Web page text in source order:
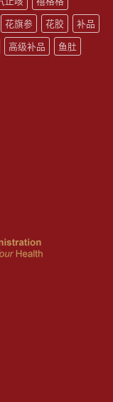
花旗参 花胶
补品
高级补品
鱼肚